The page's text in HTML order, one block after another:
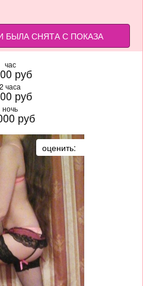
БЫЛА СНЯТА С ПОКАЗА
час
руб
2 часа
руб
ночь
руб
оценить: